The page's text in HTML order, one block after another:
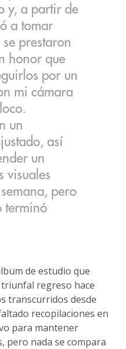
y, a partir de
a tomar
prestaron
honor que
por un
mi cámara
un
así
un
visuales
pero
terminó
de estudio que
regreso hace
transcurridos desde
recopilaciones en
para mantener
pero nada se compara